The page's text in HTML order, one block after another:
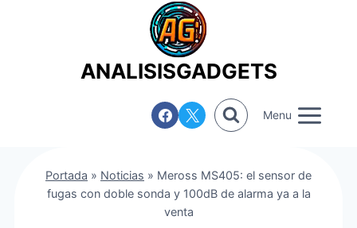
ANALISISGADGETS
Menu
Portada » Noticias » Meross MS405: el sensor de
fugas con doble sonda y 100dB de alarma ya a la
venta